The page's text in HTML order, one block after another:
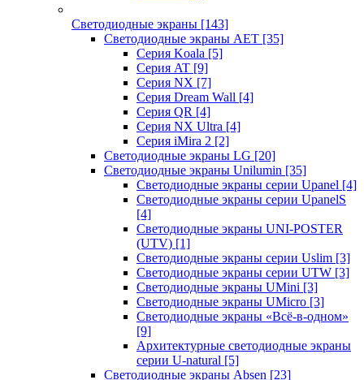
Светодиодные экраны [143]
Светодиодные экраны AET [35]
Cерия Koala [5]
Серия AT [9]
Серия NX [7]
Серия Dream Wall [4]
Серия QR [4]
Серия NX Ultra [4]
Серия iMira 2 [2]
Светодиодные экраны LG [20]
Светодиодные экраны Unilumin [35]
Светодиодные экраны серии Upanel [4]
Светодиодные экраны серии UpanelS
[4]
Светодиодные экраны UNI-POSTER
(UTV) [1]
Светодиодные экраны серии Uslim [3]
Светодиодные экраны серии UTW [3]
Светодиодные экраны UMini [3]
Светодиодные экраны UMicro [3]
Светодиодные экраны «Всё-в-одном»
[9]
Архитектурные светодиодные экраны
серии U-natural [5]
Светодиодные экраны Absen [23]